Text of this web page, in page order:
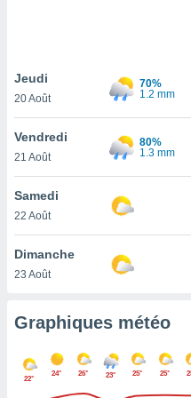
pas
de
à
cas,
que
sur le
ne
Jeudi
20 Août
70%
1.2 mm
Vendredi
21 Août
80%
1.3 mm
Samedi
22 Août
Dimanche
23 Août
Graphiques météo
22°
24° 26° 23° 25° 25°